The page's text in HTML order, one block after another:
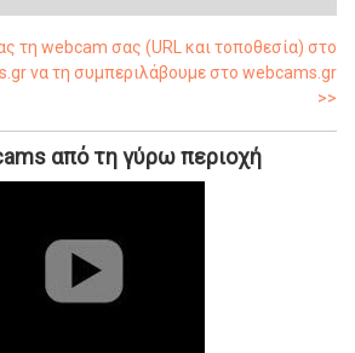
τη webcam σας (URL και τοποθεσία) στο
να τη συμπεριλάβουμε στο webcams.gr
>>
από τη γύρω περιοχή